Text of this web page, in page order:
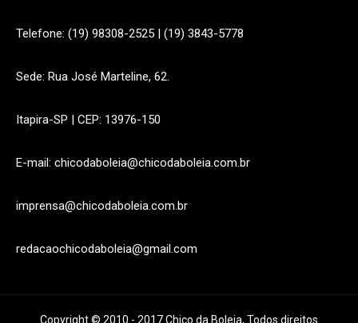
Telefone: (19) 98308-2525 | (19) 3843-5778
Sede: Rua José Marteline, 62.
Itapira-SP | CEP: 13976-150
E-mail: chicodaboleia@chicodaboleia.com.br
imprensa@chicodaboleia.com.br
redacaochicodaboleia@gmail.com
Copyright © 2010 - 2017 Chico da Boleia, Todos direitos